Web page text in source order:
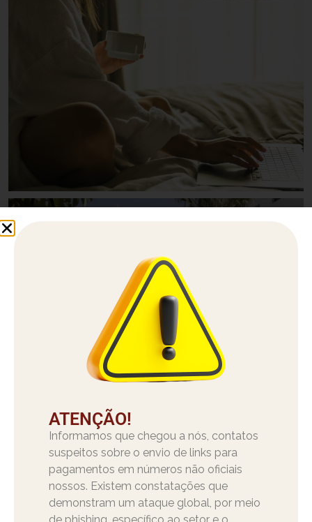
ATENÇÃO!
Informamos que chegou a nós, contatos
suspeitos sobre o envio de links para
pagamentos em números não oficiais
nossos. Existem constatações que
demonstram um ataque global, por meio